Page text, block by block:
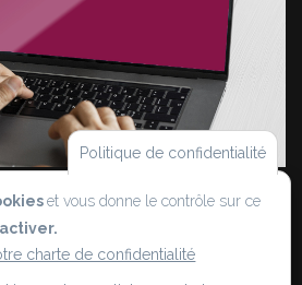
Data
Politique de confidentialité
et vous donne le contrôle sur ce
charte de confidentialité